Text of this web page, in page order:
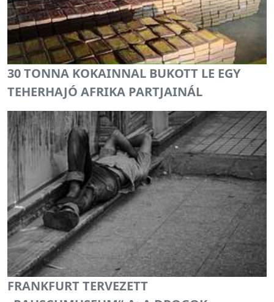
30 TONNA KOKAINNAL BUKOTT LE EGY
TEHERHAJÓ AFRIKA PARTJAINÁL
FRANKFURT TERVEZETT